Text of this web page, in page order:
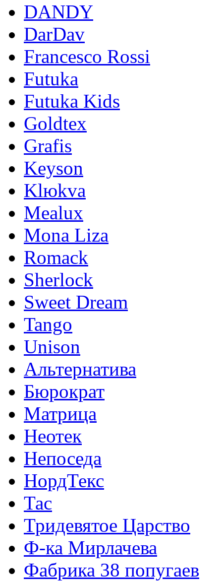
DANDY
DarDav
Francesco Rossi
Futuka
Futuka Kids
Goldtex
Grafis
Keyson
Klюkva
Mealux
Mona Liza
Romack
Sherlock
Sweet Dream
Tango
Unison
Альтернатива
Бюрократ
Матрица
Неотек
Непоседа
НордТекс
Тас
Тридевятое Царство
Ф-ка Мирлачева
Фабрика 38 попугаев